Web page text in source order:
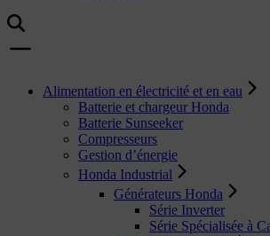
Alimentation en électricité et en eau
Batterie et chargeur Honda
Batterie Sunseeker
Compresseurs
Gestion d’énergie
Honda Industrial
Générateurs Honda
Série Inverter
Série Spécialisée à